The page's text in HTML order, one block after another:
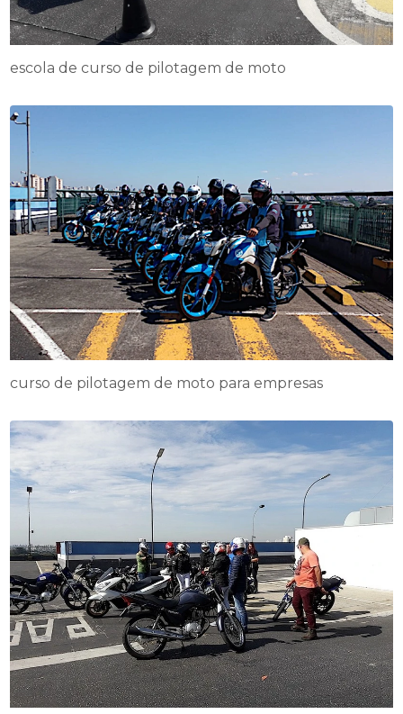
escola de curso de pilotagem de moto
curso de pilotagem de moto para empresas